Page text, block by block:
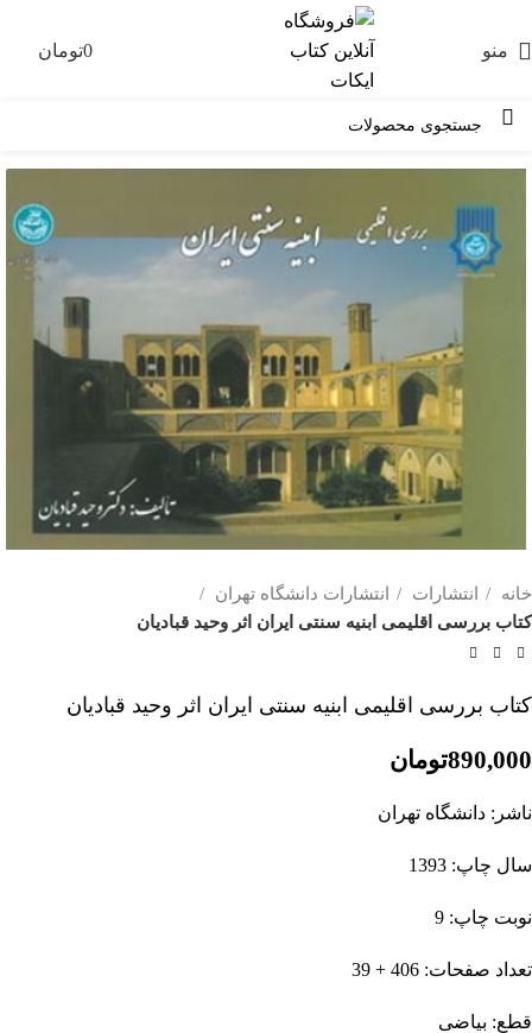
منو 0تومان
خانه انتشارات
انتشارات دانشگاه تهران
کتاب بررسی اقلیمی ابنیه سنتی ایران اثر وحید قبادیان
کتاب بررسی اقلیمی ابنیه سنتی ایران اثر وحید قبادیان
890,000تومان
ناشر: دانشگاه تهران
سال چاپ: 1393
نوبت چاپ: 9
تعداد صفحات: 406 + 39
قطع: بیاضی